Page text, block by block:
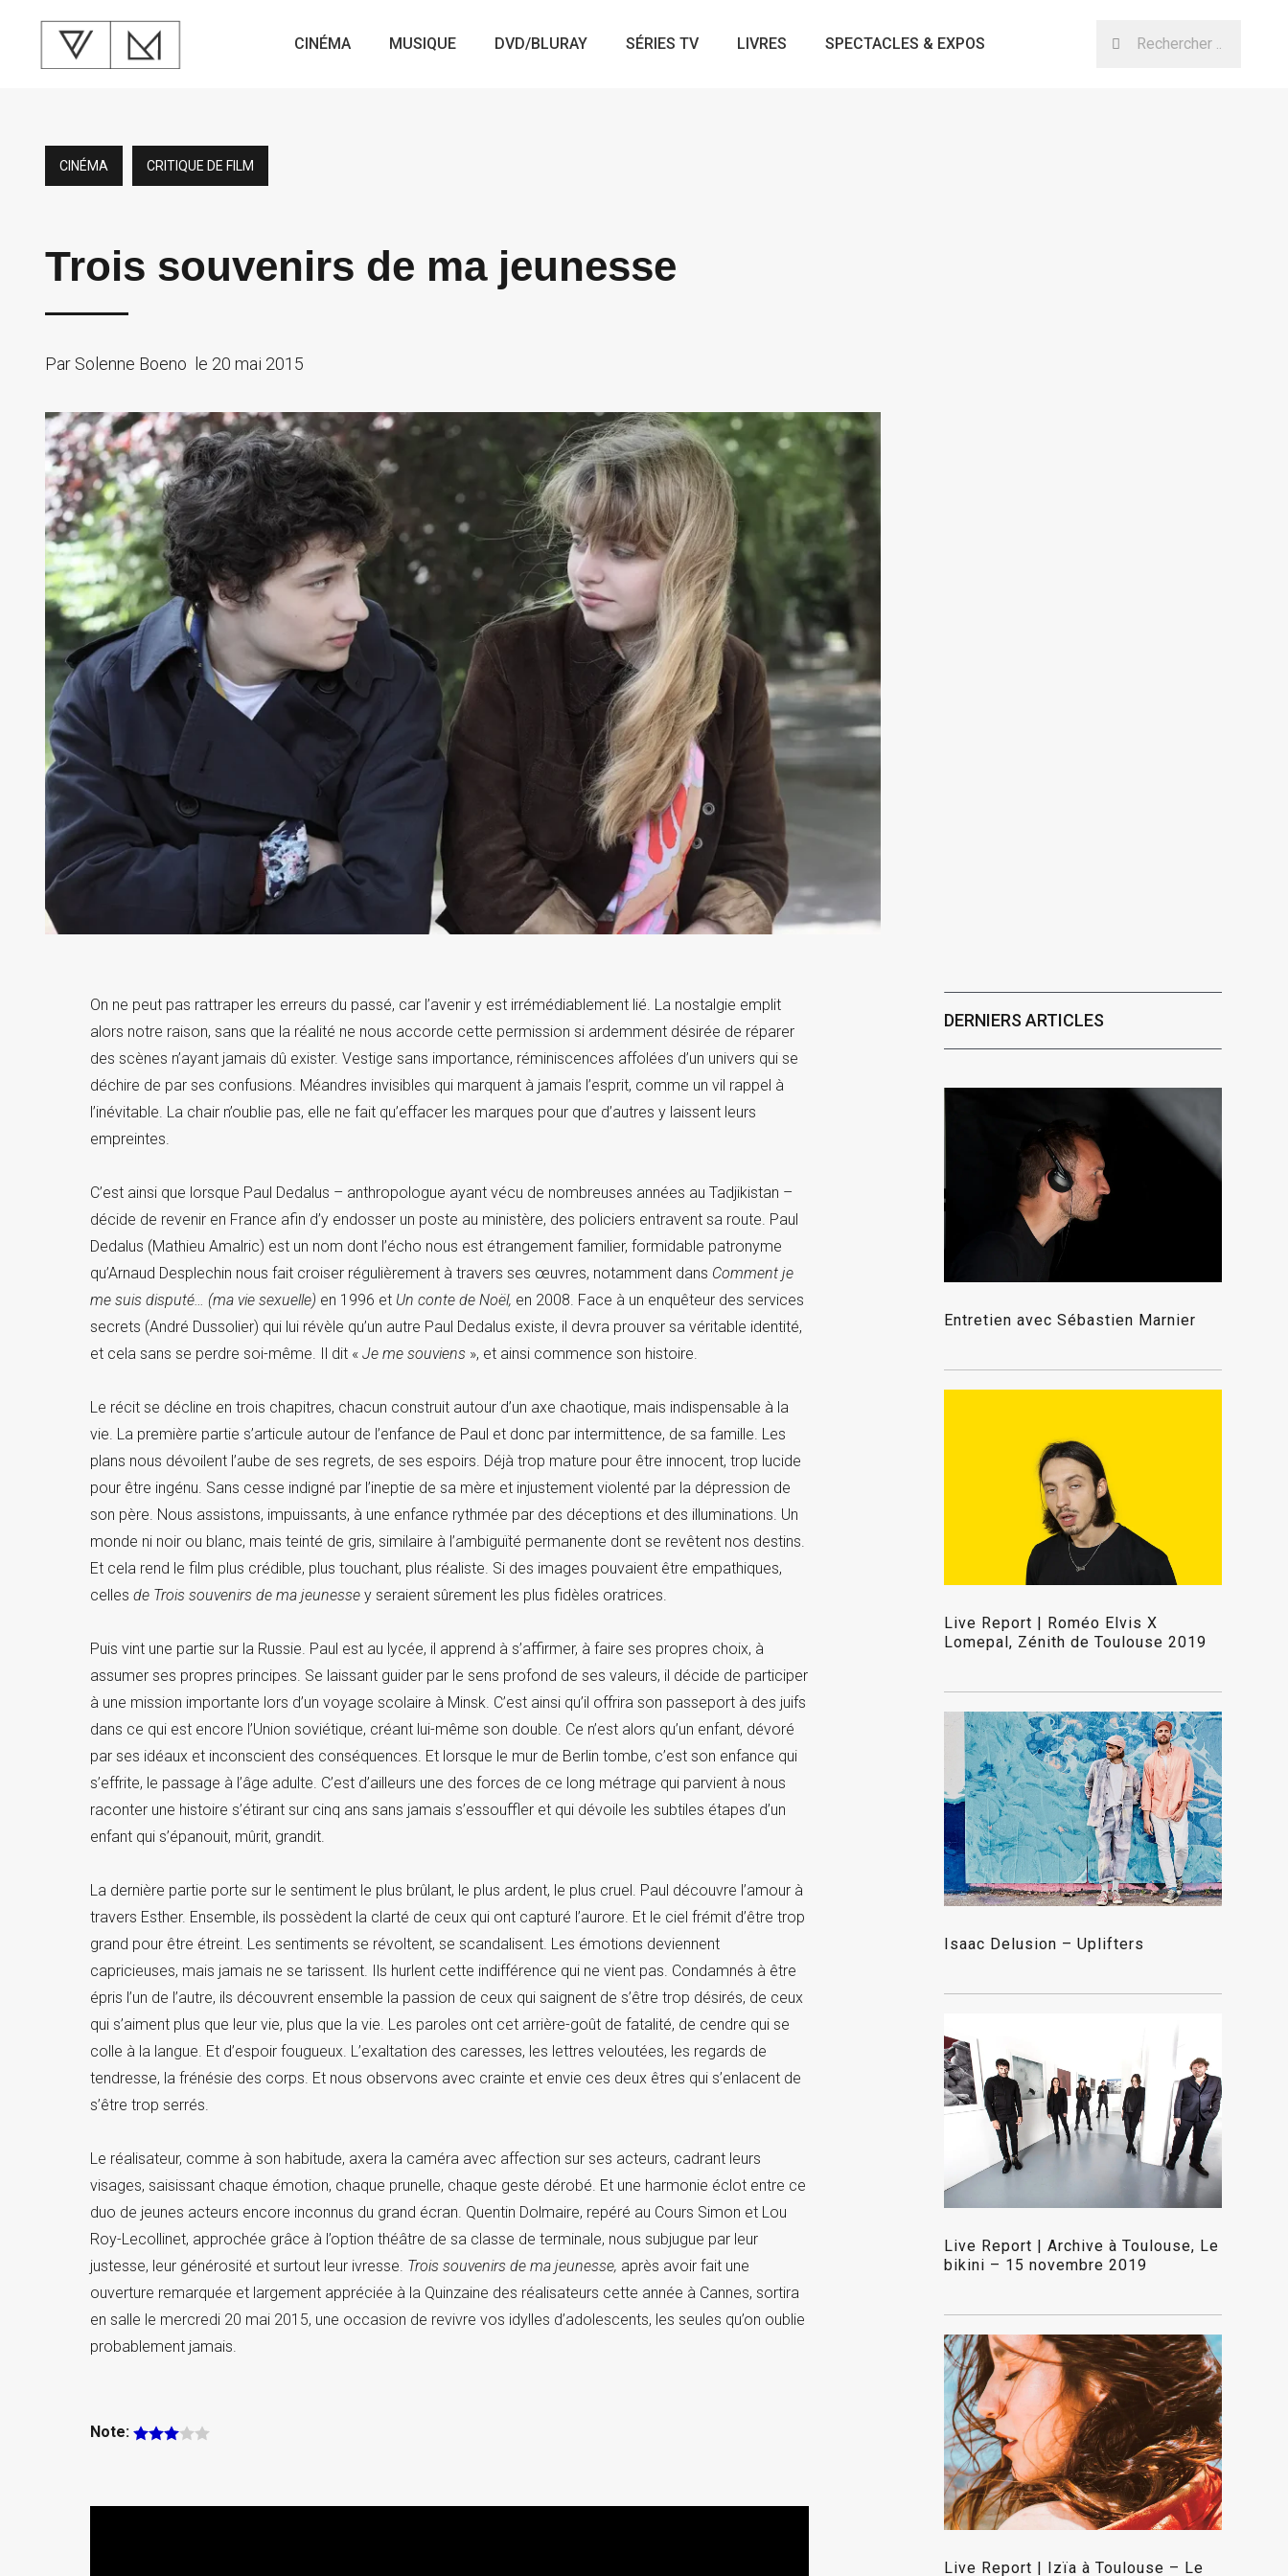
CINÉMA MUSIQUE DVD/BLURAY SÉRIES TV LIVRES SPECTACLES & EXPOS
CINÉMA CRITIQUE DE FILM
Trois souvenirs de ma jeunesse
Par Solenne Boeno le 20 mai 2015
On ne peut pas rattraper les erreurs du passé, car l’avenir y est irrémédiablement lié. La nostalgie emplit
alors notre raison, sans que la réalité ne nous accorde cette permission si ardemment désirée de réparer
des scènes n’ayant jamais dû exister. Vestige sans importance, réminiscences affolées d’un univers qui se
déchire de par ses confusions. Méandres invisibles qui marquent à jamais l’esprit, comme un vil rappel à
l’inévitable. La chair n’oublie pas, elle ne fait qu’effacer les marques pour que d’autres y laissent leurs
empreintes.
C’est ainsi que lorsque Paul Dedalus – anthropologue ayant vécu de nombreuses années au Tadjikistan –
décide de revenir en France afin d’y endosser un poste au ministère, des policiers entravent sa route. Paul
Dedalus (Mathieu Amalric) est un nom dont l’écho nous est étrangement familier, formidable patronyme
qu’Arnaud Desplechin nous fait croiser régulièrement à travers ses œuvres, notamment dans Comment je
me suis disputé… (ma vie sexuelle) en 1996 et Un conte de Noël, en 2008. Face à un enquêteur des services
secrets (André Dussolier) qui lui révèle qu’un autre Paul Dedalus existe, il devra prouver sa véritable identité,
et cela sans se perdre soi-même. Il dit « Je me souviens », et ainsi commence son histoire.
Le récit se décline en trois chapitres, chacun construit autour d’un axe chaotique, mais indispensable à la
vie. La première partie s’articule autour de l’enfance de Paul et donc par intermittence, de sa famille. Les
plans nous dévoilent l’aube de ses regrets, de ses espoirs. Déjà trop mature pour être innocent, trop lucide
pour être ingénu. Sans cesse indigné par l’ineptie de sa mère et injustement violenté par la dépression de
son père. Nous assistons, impuissants, à une enfance rythmée par des déceptions et des illuminations. Un
monde ni noir ou blanc, mais teinté de gris, similaire à l’ambiguïté permanente dont se revêtent nos destins.
Et cela rend le film plus crédible, plus touchant, plus réaliste. Si des images pouvaient être empathiques,
celles de Trois souvenirs de ma jeunessey seraient sûrement les plus fidèles oratrices.
Puis vint une partie sur la Russie. Paul est au lycée, il apprend à s’affirmer, à faire ses propres choix, à
assumer ses propres principes. Se laissant guider par le sens profond de ses valeurs, il décide de participer
à une mission importante lors d’un voyage scolaire à Minsk. C’est ainsi qu’il offrira son passeport à des juifs
dans ce qui est encore l’Union soviétique, créant lui-même son double. Ce n’est alors qu’un enfant, dévoré
par ses idéaux et inconscient des conséquences. Et lorsque le mur de Berlin tombe, c’est son enfance qui
s’effrite, le passage à l’âge adulte. C’est d’ailleurs une des forces de ce long métrage qui parvient à nous
raconter une histoire s’étirant sur cinq ans sans jamais s’essouffler et qui dévoile les subtiles étapes d’un
enfant qui s’épanouit, mûrit, grandit.
La dernière partie porte sur le sentiment le plus brûlant, le plus ardent, le plus cruel. Paul découvre l’amour à
travers Esther. Ensemble, ils possèdent la clarté de ceux qui ont capturé l’aurore. Et le ciel frémit d’être trop
grand pour être étreint. Les sentiments se révoltent, se scandalisent. Les émotions deviennent
capricieuses, mais jamais ne se tarissent. Ils hurlent cette indifférence qui ne vient pas. Condamnés à être
épris l’un de l’autre, ils découvrent ensemble la passion de ceux qui saignent de s’être trop désirés, de ceux
qui s’aiment plus que leur vie, plus que la vie. Les paroles ont cet arrière-goût de fatalité, de cendre qui se
colle à la langue. Et d’espoir fougueux. L’exaltation des caresses, les lettres veloutées, les regards de
tendresse, la frénésie des corps. Et nous observons avec crainte et envie ces deux êtres qui s’enlacent de
s’être trop serrés.
Le réalisateur, comme à son habitude, axera la caméra avec affection sur ses acteurs, cadrant leurs
visages, saisissant chaque émotion, chaque prunelle, chaque geste dérobé. Et une harmonie éclot entre ce
duo de jeunes acteurs encore inconnus du grand écran. Quentin Dolmaire, repéré au Cours Simon et Lou
Roy-Lecollinet, approchée grâce à l’option théâtre de sa classe de terminale, nous subjugue par leur
justesse, leur générosité et surtout leur ivresse. Trois souvenirs de ma jeunesse, après avoir fait une
ouverture remarquée et largement appréciée à la Quinzaine des réalisateurs cette année à Cannes, sortira
en salle le mercredi 20 mai 2015, une occasion de revivre vos idylles d’adolescents, les seules qu’on oublie
probablement jamais.
Note:
DERNIERS ARTICLES
Entretien avec Sébastien Marnier
Live Report | Roméo Elvis X
Lomepal, Zénith de Toulouse 2019
Isaac Delusion – Uplifters
Live Report | Archive à Toulouse, Le
bikini – 15 novembre 2019
Live Report | Izïa à Toulouse – Le